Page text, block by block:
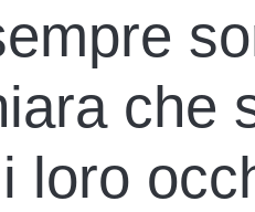
che
loro